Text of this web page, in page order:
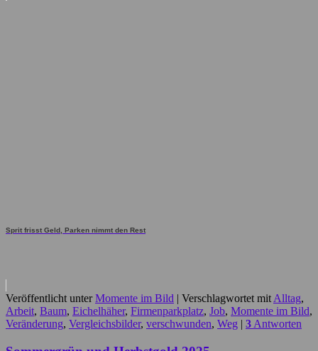
Sprit frisst Geld, Parken nimmt den Rest
Veröffentlicht unter Momente im Bild | Verschlagwortet mit Alltag,
Arbeit, Baum, Eichelhäher, Firmenparkplatz, Job, Momente im Bild,
Veränderung, Vergleichsbilder, verschwunden, Weg | 3 Antworten